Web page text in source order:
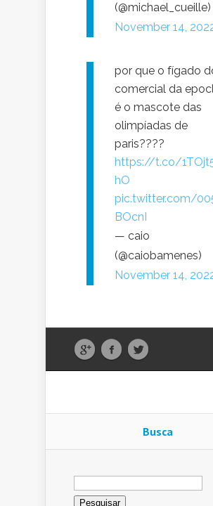
(@michael_cueille)
November 14,
por que o fígado
comercial da
é o mascote das
olimpíadas de
paris????
https://t.co/
hO
pic.twitter.com/
BOcnI
— caio
(@caiobamenes)
November 14,
Busca
Pesquisar
por: